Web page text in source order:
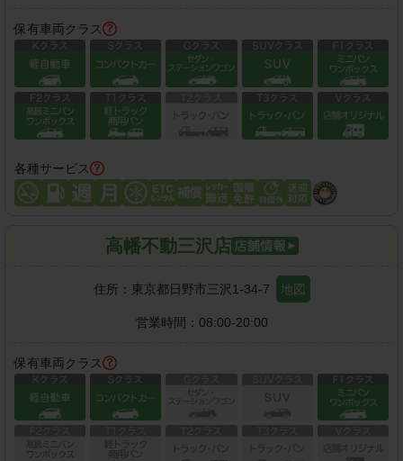
保有車両クラス
各種サービス
高幡不動三沢店
住所： 東京都日野市三沢1-34-7 地図
営業時間： 08:00-20:00
保有車両クラス